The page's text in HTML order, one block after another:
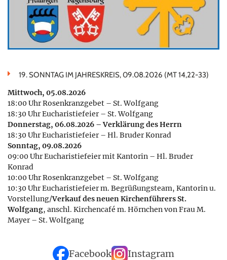
19. SONNTAG IM JAHRESKREIS, 09.08.2026 (MT 14,22-33)
Mittwoch, 05.08.2026
18:00 Uhr Rosenkranzgebet – St. Wolfgang
18:30 Uhr Eucharistiefeier – St. Wolfgang
Donnerstag, 06.08.2026 – Verklärung des Herrn
18:30 Uhr Eucharistiefeier – Hl. Bruder Konrad
Sonntag, 09.08.2026
09:00 Uhr Eucharistiefeier mit Kantorin – Hl. Bruder
Konrad
10:00 Uhr Rosenkranzgebet – St. Wolfgang
10:30 Uhr Eucharistiefeier m. Begrüßungsteam, Kantorin u.
Vorstellung/Verkauf des neuen Kirchenführers St.
Wolfgang, anschl. Kirchencafé m. Hörnchen von Frau M.
Mayer – St. Wolfgang
Facebook Instagram